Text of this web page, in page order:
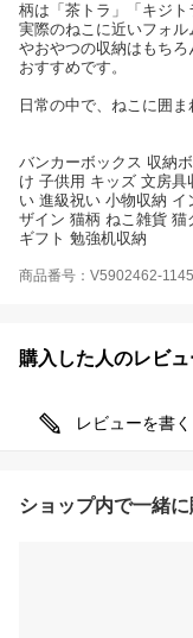
柄は「茶トラ」「キジト
実際のねこに近いフォ
やおやつの収納はもち
おすすめです。
日常の中で、ねこに囲
バンカーボックス 収納
け 子供用 キッズ 文房
い 進級祝い 小物収納
ザイン 猫柄 ねこ雑貨 猫
ギフト 勉強机収納
商品番号：V5902462-
購入した人のレビュ
レビューを書く
ショップ内で一緒